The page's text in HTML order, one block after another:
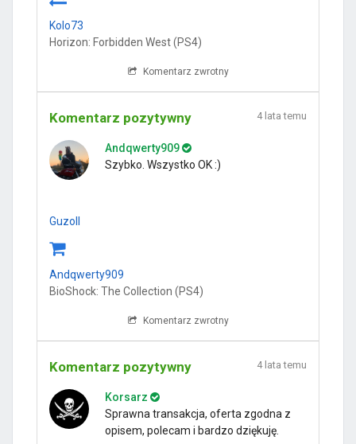
Kolo73
Horizon: Forbidden West (PS4)
Komentarz zwrotny
Komentarz pozytywny 4 lata temu
Andqwerty909
Szybko. Wszystko OK :)
Guzoll
Andqwerty909
BioShock: The Collection (PS4)
Komentarz zwrotny
Komentarz pozytywny 4 lata temu
Korsarz
Sprawna transakcja, oferta zgodna z
opisem, polecam i bardzo dziękuję.